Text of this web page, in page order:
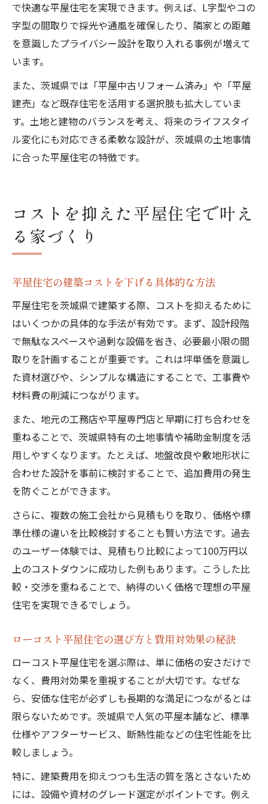
で快適な平屋住宅を実現できます。例えば、L字型やコの
字型の間取りで採光や通風を確保したり、隣家との距離
を意識したプライバシー設計を取り入れる事例が増えて
います。
また、茨城県では「平屋中古リフォーム済み」や「平屋
建売」など既存住宅を活用する選択肢も拡大していま
す。土地と建物のバランスを考え、将来のライフスタイ
ル変化にも対応できる柔軟な設計が、茨城県の土地事情
に合った平屋住宅の特徴です。
コストを抑えた平屋住宅で叶え
る家づくり
平屋住宅の建築コストを下げる具体的な方法
平屋住宅を茨城県で建築する際、コストを抑えるために
はいくつかの具体的な手法が有効です。まず、設計段階
で無駄なスペースや過剰な設備を省き、必要最小限の間
取りを計画することが重要です。これは坪単価を意識し
た資材選びや、シンプルな構造にすることで、工事費や
材料費の削減につながります。
また、地元の工務店や平屋専門店と早期に打ち合わせを
重ねることで、茨城県特有の土地事情や補助金制度を活
用しやすくなります。たとえば、地盤改良や敷地形状に
合わせた設計を事前に検討することで、追加費用の発生
を防ぐことができます。
さらに、複数の施工会社から見積もりを取り、価格や標
準仕様の違いを比較検討することも賢い方法です。過去
のユーザー体験では、見積もり比較によって100万円以
上のコストダウンに成功した例もあります。こうした比
較・交渉を重ねることで、納得のいく価格で理想の平屋
住宅を実現できるでしょう。
ローコスト平屋住宅の選び方と費用対効果の秘訣
ローコスト平屋住宅を選ぶ際は、単に価格の安さだけで
なく、費用対効果を重視することが大切です。なぜな
ら、安価な住宅が必ずしも長期的な満足につながるとは
限らないためです。茨城県で人気の平屋本舗など、標準
仕様やアフターサービス、断熱性能などの住宅性能を比
較しましょう。
特に、建築費用を抑えつつも生活の質を落とさないため
には、設備や資材のグレード選定がポイントです。例え